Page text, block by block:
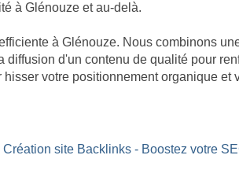
à Glénouze et au-delà.
à Glénouze. Nous combinons
d'un contenu de qualité pour
votre positionnement organique et
Création site Backlinks - Boostez votre